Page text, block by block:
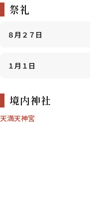
祭礼
８月２７日
１月１日
境内神社
天満天神宮